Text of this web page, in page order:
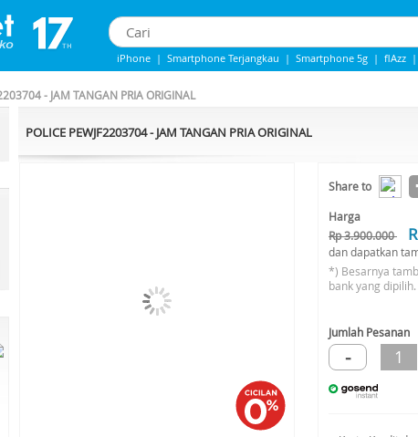
iPhone | Smartphone Terjangkau | Smartphone 5g | flAzz |
- JAM TANGAN PRIA ORIGINAL
POLICE PEWJF2203704 - JAM TANGAN PRIA ORIGINAL
Share to
Harga
Rp 3.900.000
dan dapatkan
*) Besarnya
bank yang dipilih.
Jumlah Pesanan
- 1